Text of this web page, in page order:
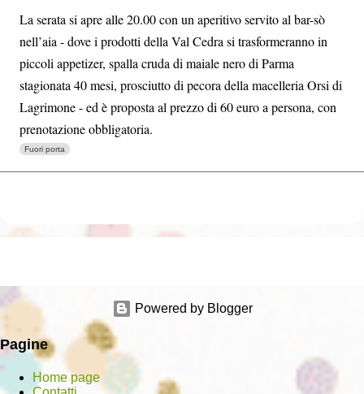
La serata si apre alle 20.00 con un aperitivo servito al bar-sò
nell’aia - dove i prodotti della Val Cedra si trasformeranno in
piccoli appetizer, spalla cruda di maiale nero di Parma
stagionata 40 mesi, prosciutto di pecora della macelleria Orsi di
Lagrimone - ed è proposta al prezzo di 60 euro a persona, con
prenotazione obbligatoria.
Fuori porta
Powered by Blogger
Pagine
Home page